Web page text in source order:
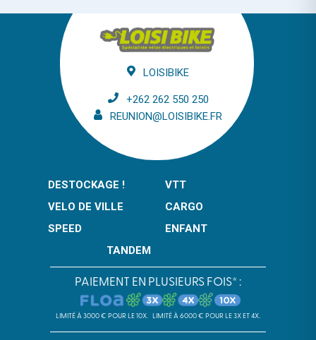
LOISIBIKE
+262 262 550 250
REUNION@LOISIBIKE.FR
DESTOCKAGE !
VTT
VELO DE VILLE
CARGO
SPEED
ENFANT
TANDEM
PAIEMENT EN PLUSIEURS FOIS* :
LIMITÉ À 3000 € POUR LE 10X. LIMITÉ À 6000 € POUR LE 3X ET 4X.